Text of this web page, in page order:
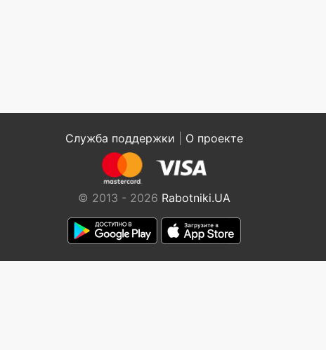
Служба поддержки О проекте
© 2013 - 2026 Rabotniki.UA